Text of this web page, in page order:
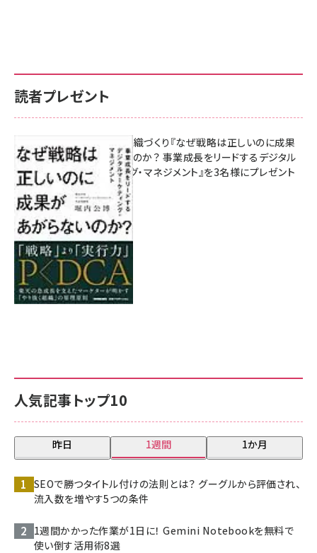
人気記事トップ10
昨日 1週間 1か月
SEOで勝つタイトル付けの法則とは？ グーグルから評価され、
流入数を増やす5つの条件
1週間かかった作業が1日に！ Gemini Notebookを無料で
使い倒す活用術8選
読者プレゼント
成果を生む組織づくり『なぜ戦略は正しいのに成果
があがらないのか？ 事業成長をリードするデジタル
マーケティング・マネジメント』を3名様にプレゼント
8月7日 10:00